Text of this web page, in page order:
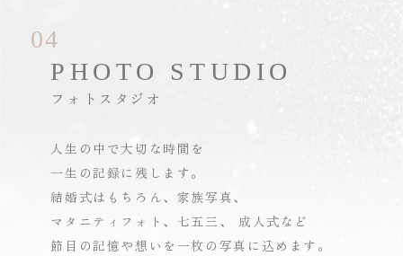
04
PHOTO STUDIO
フォトスタジオ
人生の中で大切な時間を
一生の記録に残します。
結婚式はもちろん、家族写真、
マタニティフォト、七五三、
成人式など
節目の記憶や想いを 一枚の写真に込めます。